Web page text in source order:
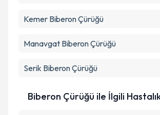
Kemer Biberon Çürüğü
Manavgat Biberon Çürüğü
Serik Biberon Çürüğü
Biberon Çürüğü ile İlgili